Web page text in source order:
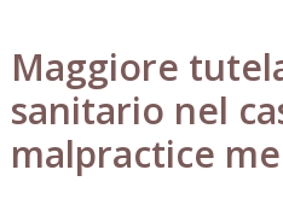
Maggiore
sanitario nel
malpractice